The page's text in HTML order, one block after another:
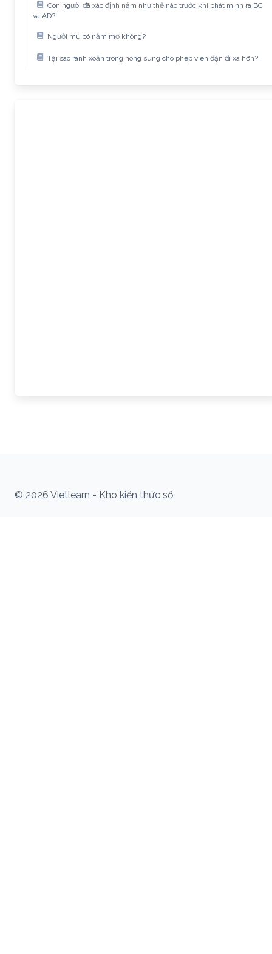
Con người đã xác định năm như thế nào trước khi phát minh ra BC
và AD?
Người mù có nằm mơ không?
Tại sao rãnh xoắn trong nòng súng cho phép viên đạn đi xa hơn?
© 2026 Vietlearn - Kho kiến thức số